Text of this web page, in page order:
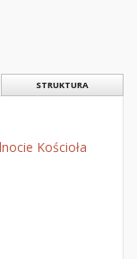
STRUKTURA
Kościoła